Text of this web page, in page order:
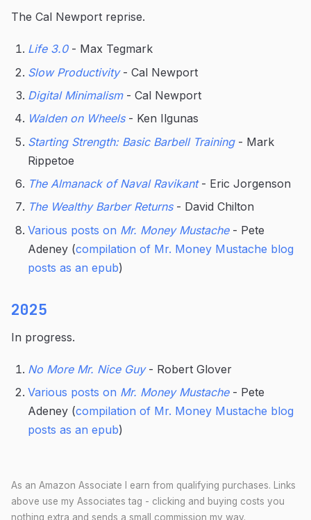
The Cal Newport reprise.
Life 3.0- Max Tegmark
Slow Productivity- Cal Newport
Digital Minimalism- Cal Newport
Walden on Wheels- Ken Ilgunas
Starting Strength: Basic Barbell Training- Mark
Rippetoe
The Almanack of Naval Ravikant- Eric Jorgenson
The Wealthy Barber Returns- David Chilton
Various posts on Mr. Money Mustache- Pete
Adeney (compilation of Mr. Money Mustache blog
posts as an epub)
2025
In progress.
No More Mr. Nice Guy- Robert Glover
Various posts on Mr. Money Mustache- Pete
Adeney (compilation of Mr. Money Mustache blog
posts as an epub)
As an Amazon Associate I earn from qualifying purchases. Links
above use my Associates tag - clicking and buying costs you
nothing extra and sends a small commission my way.